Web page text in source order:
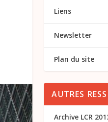
Liens
Newsletter
Plan du site
AUTRES
Archive LCR